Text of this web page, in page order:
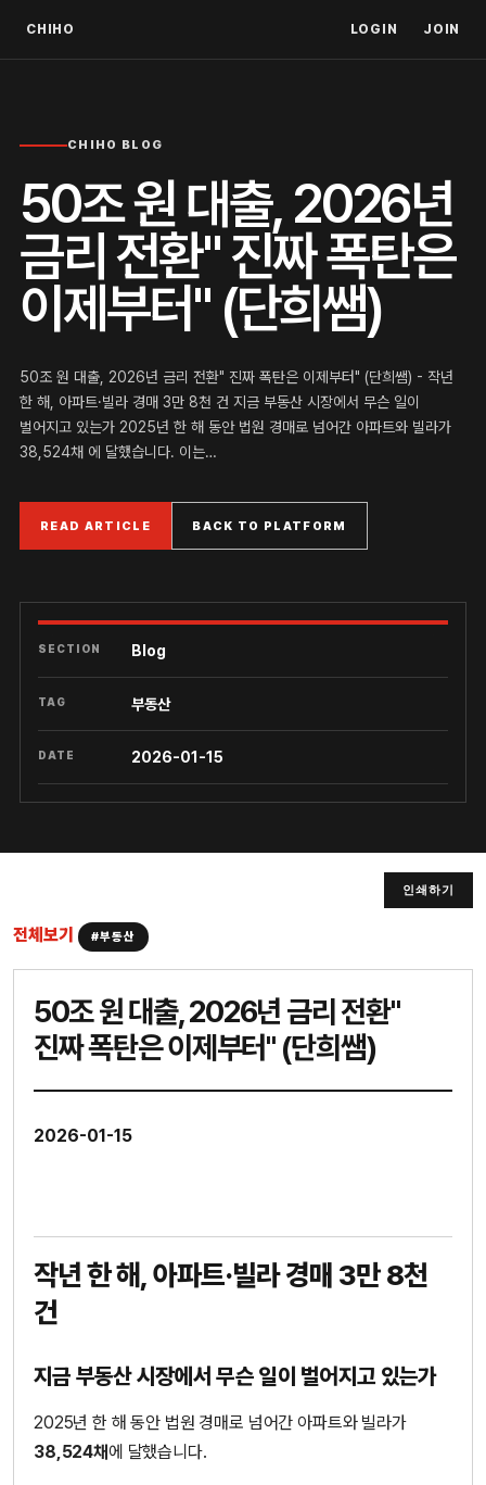
CHIHO LOGIN JOIN
CHIHO BLOG
50조 원 대출, 2026년
금리 전환" 진짜 폭탄은
이제부터" (단희쌤)
50조 원 대출, 2026년 금리 전환" 진짜 폭탄은 이제부터" (단희쌤) - 작년
한 해, 아파트·빌라 경매 3만 8천 건 지금 부동산 시장에서 무슨 일이
벌어지고 있는가 2025년 한 해 동안 법원 경매로 넘어간 아파트와 빌라가
38,524채 에 달했습니다. 이는…
READ ARTICLE BACK TO PLATFORM
SECTION Blog
TAG 부동산
DATE 2026-01-15
인쇄하기
전체보기 #부동산
50조 원 대출, 2026년 금리 전환"
진짜 폭탄은 이제부터" (단희쌤)
2026-01-15
작년 한 해, 아파트·빌라 경매 3만 8천
건
지금 부동산 시장에서 무슨 일이 벌어지고 있는가
2025년 한 해 동안 법원 경매로 넘어간 아파트와 빌라가
38,524채에 달했습니다.